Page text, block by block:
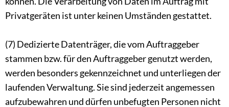
Privatgeräten ist unter keinen Umständen gestattet.
(7) Dedizierte Datenträger, die vom Auftraggeber
stammen bzw. für den Auftraggeber genutzt werden,
werden besonders gekennzeichnet und unterliegen der
laufenden Verwaltung. Sie sind jederzeit angemessen
aufzubewahren und dürfen unbefugten Personen nicht